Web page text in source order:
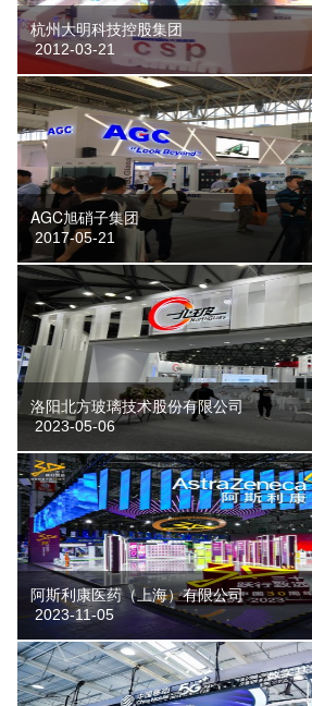
杭州大明科技控股集团
2012-03-21
AGC旭硝子集团
2017-05-21
洛阳北方玻璃技术股份有限公司
2023-05-06
阿斯利康医药（上海）有限公司
2023-11-05